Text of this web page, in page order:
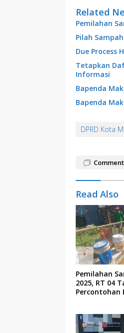
Related
Pemilahan
Pilah
Due Process
Tetapkan
Informasi
Bapenda
Bapenda
DPRD Kota
Comment
Read Also
Pemilahan
2025, RT 04
Percontohan